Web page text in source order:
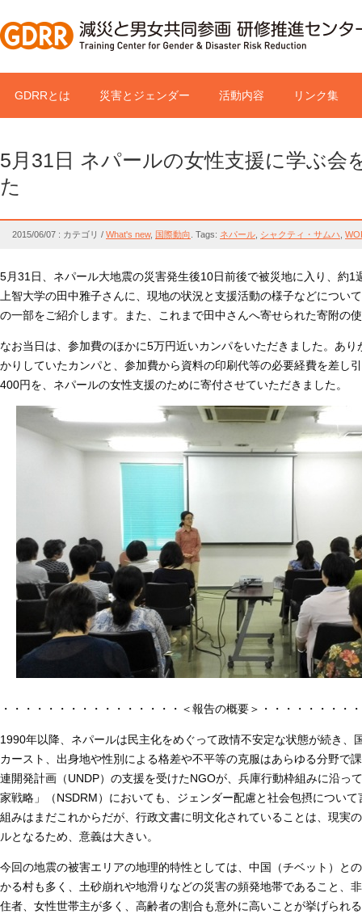
GDRRとは 災害とジェンダー 活動内容 リンク集
5月31日 ネパールの女性支援に学ぶ会
た
2015/06/07 : カテゴリ / What's new, 国際動向 Tags: ネパール シャクティ・サムハ
5月31日、ネパール大地震の災害発生後10日前後で被災地に入り、約1
上智大学の田中雅子さんに、現地の状況と支援活動の様子などについ
の一部をご紹介します。また、これまで田中さんへ寄せられた寄附の
なお当日は、参加費のほかに5万円近いカンパをいただきました。あ
かりしていたカンパと、参加費から資料の印刷代等の必要経費を差し
400円を、ネパールの女性支援のために寄付させていただきました。
・・・・・・・・・・・・・・・・＜報告の概要＞・・・・・・・・
1990年以降、ネパールは民主化をめぐって政情不安定な状態が続き、
カースト、出身地や性別による格差や不平等の克服はあらゆる分野で
連開発計画（UNDP）の支援を受けたNGOが、兵庫行動枠組みに沿っ
家戦略」（NSDRM）においても、ジェンダー配慮と社会包摂につい
組みはまだこれからだが、行政文書に明文化されていることは、現実
ルとなるため、意義は大きい。
今回の地震の被害エリアの地理的特性としては、中国（チベット）と
かる村も多く、土砂崩れや地滑りなどの災害の頻発地帯であること、
住者、女性世帯主が多く、高齢者の割合も意外に高いことが挙げられ